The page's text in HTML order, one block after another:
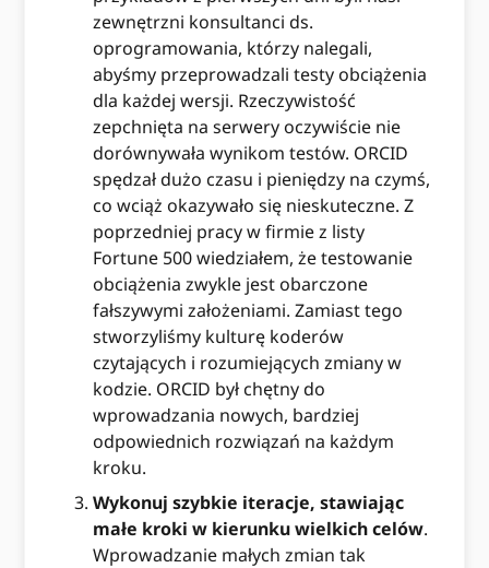
zewnętrzni konsultanci ds.
oprogramowania, którzy nalegali,
abyśmy przeprowadzali testy obciążenia
dla każdej wersji. Rzeczywistość
zepchnięta na serwery oczywiście nie
dorównywała wynikom testów. ORCID
spędzał dużo czasu i pieniędzy na czymś,
co wciąż okazywało się nieskuteczne. Z
poprzedniej pracy w firmie z listy
Fortune 500 wiedziałem, że testowanie
obciążenia zwykle jest obarczone
fałszywymi założeniami. Zamiast tego
stworzyliśmy kulturę koderów
czytających i rozumiejących zmiany w
kodzie. ORCID był chętny do
wprowadzania nowych, bardziej
odpowiednich rozwiązań na każdym
kroku.
Wykonuj szybkie iteracje, stawiając
małe kroki w kierunku wielkich celów.
Wprowadzanie małych zmian tak